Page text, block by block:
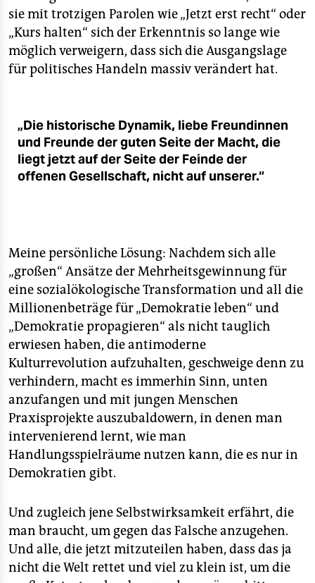
sie mit trotzigen Parolen wie „Jetzt erst recht“ oder
„Kurs halten“ sich der Erkenntnis so lange wie
möglich verweigern, dass sich die Ausgangslage
für politisches Handeln massiv verändert hat.
„Die historische Dynamik, liebe Freundinnen
und Freunde der guten Seite der Macht, die
liegt jetzt auf der Seite der Feinde der
offenen Gesellschaft, nicht auf unserer.“
Meine persönliche Lösung: Nachdem sich alle
„großen“ Ansätze der Mehrheitsgewinnung für
eine sozialökologische Transformation und all die
Millionenbeträge für „Demokratie leben“ und
„Demokratie propagieren“ als nicht tauglich
erwiesen haben, die antimoderne
Kulturrevolution aufzuhalten, geschweige denn zu
verhindern, macht es immerhin Sinn, unten
anzufangen und mit jungen Menschen
Praxisprojekte auszubaldowern, in denen man
intervenierend lernt, wie man
Handlungsspielräume nutzen kann, die es nur in
Demokratien gibt.
Und zugleich jene Selbstwirksamkeit erfährt, die
man braucht, um gegen das Falsche anzugehen.
Und alle, die jetzt mitzuteilen haben, dass das ja
nicht die Welt rettet und viel zu klein ist, um die